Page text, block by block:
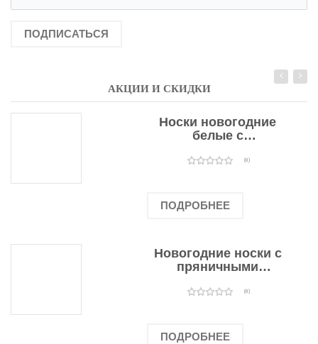
ПОДПИСАТЬСЯ
АКЦИИ И СКИДКИ
Носки новогодние
белые с
оленями(0)
ПОДРОБНЕЕ
Новогодние носки с
пряничными
(0)
ПОДРОБНЕЕ